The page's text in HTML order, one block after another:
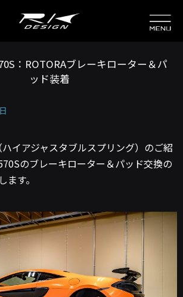
：ROTORAブレーキローター＆パ
ッド装着
イアジャスタブルスプリング）のご紹
のブレーキローター＆パッド交換の
す。